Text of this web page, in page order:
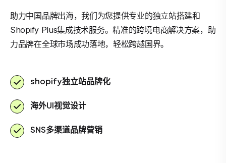
助力中国品牌出海，我们为您提供专业的独立站搭建和
Shopify Plus集成技术服务。精准的跨境电商解决方案，助
力品牌在全球市场成功落地，轻松跨越国界。
shopify独立站品牌化
海外UI视觉设计
SNS多渠道品牌营销